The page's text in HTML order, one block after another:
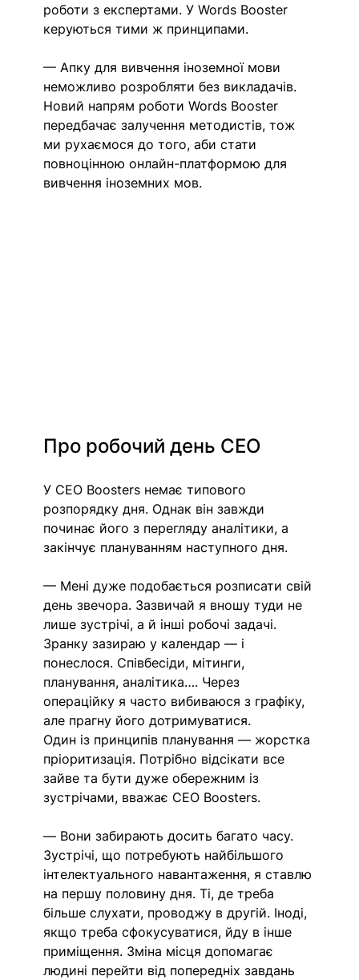
роботи з експертами. У Words Booster
керуються тими ж принципами.
— Апку для вивчення іноземної мови
неможливо розробляти без викладачів.
Новий напрям роботи Words Booster
передбачає залучення методистів, тож
ми рухаємося до того, аби стати
повноцінною онлайн-платформою для
вивчення іноземних мов.
Про робочий день СЕО
У СЕО Boosters немає типового
розпорядку дня. Однак він завжди
починає його з перегляду аналітики, а
закінчує плануванням наступного дня.
— Мені дуже подобається розписати свій
день звечора. Зазвичай я вношу туди не
лише зустрічі, а й інші робочі задачі.
Зранку зазираю у календар — і
понеслося. Співбесіди, мітинги,
планування, аналітика…. Через
операційку я часто вибиваюся з графіку,
але прагну його дотримуватися.
Один із принципів планування — жорстка
пріоритизація. Потрібно відсікати все
зайве та бути дуже обережним із
зустрічами, вважає CEO Boosters.
— Вони забирають досить багато часу.
Зустрічі, що потребують найбільшого
інтелектуального навантаження, я ставлю
на першу половину дня. Ті, де треба
більше слухати, проводжу в другій. Іноді,
якщо треба сфокусуватися, йду в інше
приміщення. Зміна місця допомагає
людині перейти від попередніх завдань